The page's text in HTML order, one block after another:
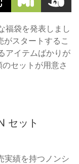
福袋を発表しまし
スタートするこ
アイテムばかりが
セットが用意さ
セット
実績を持つノンシ